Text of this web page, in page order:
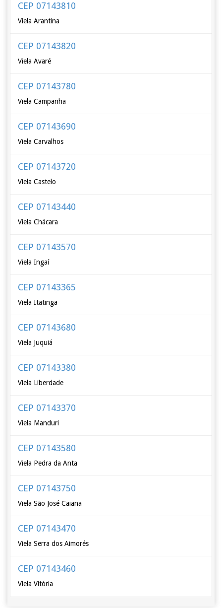
CEP 07143810
Viela Arantina
CEP 07143820
Viela Avaré
CEP 07143780
Viela Campanha
CEP 07143690
Viela Carvalhos
CEP 07143720
Viela Castelo
CEP 07143440
Viela Chácara
CEP 07143570
Viela Ingaí
CEP 07143365
Viela Itatinga
CEP 07143680
Viela Juquiá
CEP 07143380
Viela Liberdade
CEP 07143370
Viela Manduri
CEP 07143580
Viela Pedra da Anta
CEP 07143750
Viela São José Caiana
CEP 07143470
Viela Serra dos Aimorés
CEP 07143460
Viela Vitória